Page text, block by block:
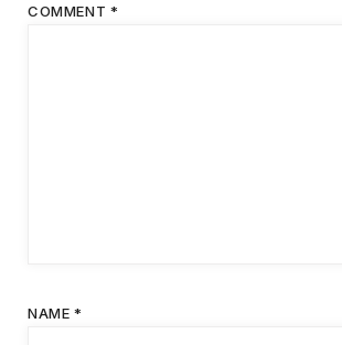
COMMENT *
NAME *